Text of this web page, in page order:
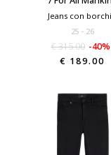
Jeans con
25 26
€ 315.00 -40%
€ 189.00